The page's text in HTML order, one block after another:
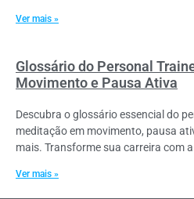
Ver mais »
Glossário do Personal
Movimento e Pausa Ativa
Descubra o glossário essencial do
meditação em movimento, pausa
mais. Transforme sua carreira com
Ver mais »